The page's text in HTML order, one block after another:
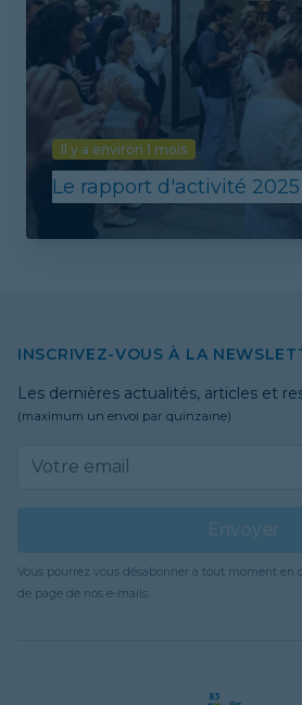
Il y a environ 1 mois
Le rapport d'activité
INSCRIVEZ-VOUS À LA
Les dernières actualités, articles et
(maximum un envoi par quinzaine)
Vous pourrez vous désabonner à tout moment en
de page de nos e-mails.